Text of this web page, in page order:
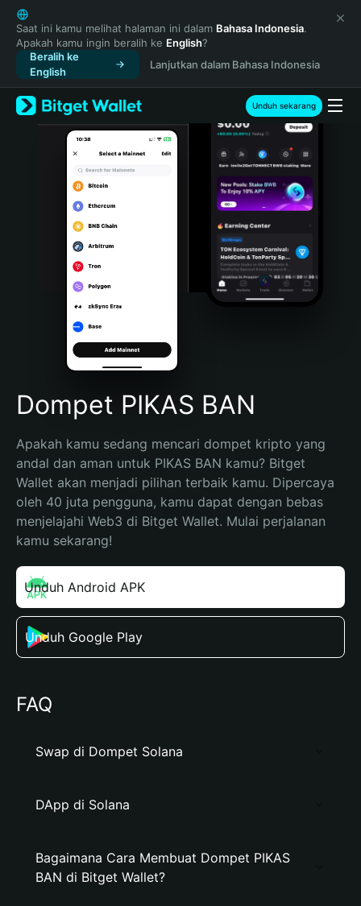
English
日本語
Tiếng Việt
Русский
Español (Latinoamérica)
Türkçe
Italiano
Português (Portugal)
Bahasa Indonesia
Português (Brasil)
Español (Argentina)
Saat ini kamu melihat halaman ini dalam Bahasa Indonesia.
Apakah kamu ingin beralih ke English?
Beralih ke
English
Lanjutkan dalam Bahasa Indonesia
Unduh sekarang
Dompet PIKAS BAN
Apakah kamu sedang mencari dompet kripto yang
andal dan aman untuk PIKAS BAN kamu? Bitget
Wallet akan menjadi pilihan terbaik kamu. Dipercaya
oleh 40 juta pengguna, kamu dapat dengan bebas
menjelajahi Web3 di Bitget Wallet. Mulai perjalanan
kamu sekarang!
Unduh Android APK
Unduh Google Play
FAQ
Swap di Dompet Solana
DApp di Solana
Bagaimana Cara Membuat Dompet PIKAS
BAN di Bitget Wallet?